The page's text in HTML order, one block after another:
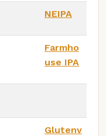
NEIPA
Farmho
use IPA
Glutenv